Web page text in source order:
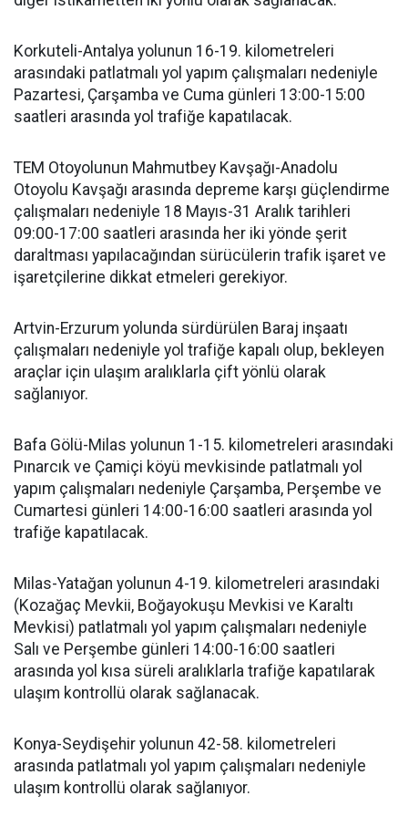
Korkuteli-Antalya yolunun 16-19. kilometreleri
arasındaki patlatmalı yol yapım çalışmaları nedeniyle
Pazartesi, Çarşamba ve Cuma günleri 13:00-15:00
saatleri arasında yol trafiğe kapatılacak.
TEM Otoyolunun Mahmutbey Kavşağı-Anadolu
Otoyolu Kavşağı arasında depreme karşı güçlendirme
çalışmaları nedeniyle 18 Mayıs-31 Aralık tarihleri
09:00-17:00 saatleri arasında her iki yönde şerit
daraltması yapılacağından sürücülerin trafik işaret ve
işaretçilerine dikkat etmeleri gerekiyor.
Artvin-Erzurum yolunda sürdürülen Baraj inşaatı
çalışmaları nedeniyle yol trafiğe kapalı olup, bekleyen
araçlar için ulaşım aralıklarla çift yönlü olarak
sağlanıyor.
Bafa Gölü-Milas yolunun 1-15. kilometreleri arasındaki
Pınarcık ve Çamiçi köyü mevkisinde patlatmalı yol
yapım çalışmaları nedeniyle Çarşamba, Perşembe ve
Cumartesi günleri 14:00-16:00 saatleri arasında yol
trafiğe kapatılacak.
Milas-Yatağan yolunun 4-19. kilometreleri arasındaki
(Kozağaç Mevkii, Boğayokuşu Mevkisi ve Karaltı
Mevkisi) patlatmalı yol yapım çalışmaları nedeniyle
Salı ve Perşembe günleri 14:00-16:00 saatleri
arasında yol kısa süreli aralıklarla trafiğe kapatılarak
ulaşım kontrollü olarak sağlanacak.
Konya-Seydişehir yolunun 42-58. kilometreleri
arasında patlatmalı yol yapım çalışmaları nedeniyle
ulaşım kontrollü olarak sağlanıyor.